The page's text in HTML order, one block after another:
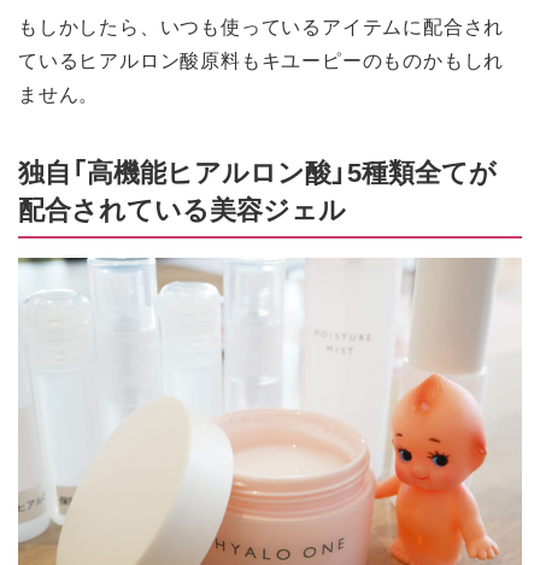
もしかしたら、いつも使っているアイテムに配合され
ているヒアルロン酸原料もキユーピーのものかもしれ
ません。
独自「高機能ヒアルロン酸」5種類全てが
配合されている美容ジェル